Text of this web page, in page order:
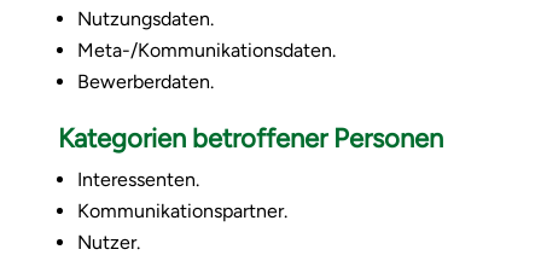
Nutzungsdaten.
Meta-/Kommunikationsdaten.
Bewerberdaten.
Kategorien betroffener Personen
Interessenten.
Kommunikationspartner.
Nutzer.